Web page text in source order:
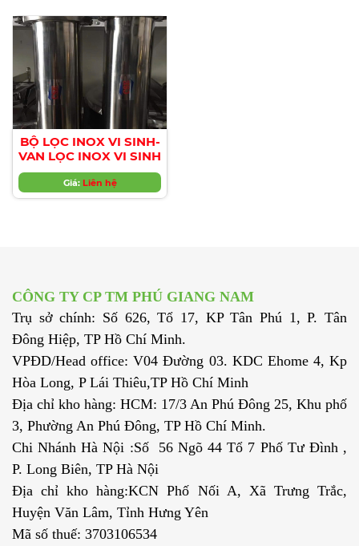
BỘ LỌC INOX VI SINH-
VAN LỌC INOX VI SINH
Giá: Liên hệ
CÔNG TY CP TM PHÚ GIANG NAM
Trụ sở chính: Số 626, Tổ 17, KP Tân Phú 1, P. Tân
Đông Hiệp, TP Hồ Chí Minh.
VPĐD/Head office: V04 Đường 03. KDC Ehome 4, Kp
Hòa Long, P Lái Thiêu,TP Hồ Chí Minh
Địa chỉ kho hàng: HCM: 17/3 An Phú Đông 25, Khu phố
3, Phường An Phú Đông, TP Hồ Chí Minh.
Chi Nhánh Hà Nội :Số 56 Ngõ 44 Tổ 7 Phố Tư Đình ,
P. Long Biên, TP Hà Nội
Địa chỉ kho hàng:KCN Phố Nối A, Xã Trưng Trắc,
Huyện Văn Lâm, Tỉnh Hưng Yên
Mã số thuế: 3703106534